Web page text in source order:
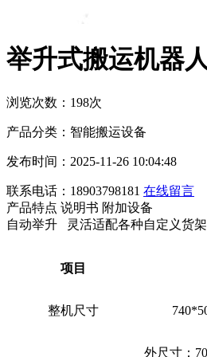
举升式搬运机器
浏览次数：198次
产品分类：智能搬运设备
发布时间：2025-11-26 10:04:48
联系电话：18903798181 在线留言
产品特点 说明书 附加设备
自动举升 灵活适配各种自定义货架
项目
整机尺寸
外尺寸：